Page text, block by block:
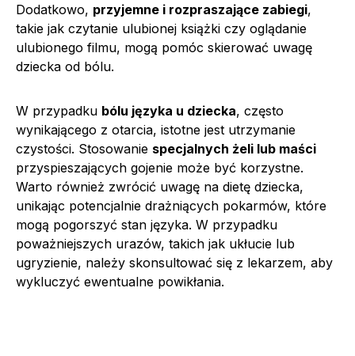
Dodatkowo, przyjemne i rozpraszające zabiegi,
takie jak czytanie ulubionej książki czy oglądanie
ulubionego filmu, mogą pomóc skierować uwagę
dziecka od bólu.
W przypadku bólu języka u dziecka, często
wynikającego z otarcia, istotne jest utrzymanie
czystości. Stosowanie specjalnych żeli lub maści
przyspieszających gojenie może być korzystne.
Warto również zwrócić uwagę na dietę dziecka,
unikając potencjalnie drażniących pokarmów, które
mogą pogorszyć stan języka. W przypadku
poważniejszych urazów, takich jak ukłucie lub
ugryzienie, należy skonsultować się z lekarzem, aby
wykluczyć ewentualne powikłania.